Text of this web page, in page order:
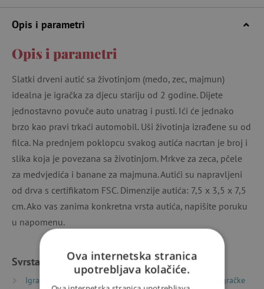
Opis i parametri
Opis i parametri
Slatki drveni autić sa životinjom (medo, zec, majmun)
idealna je igračka za djecu stariju od 2 godine. Dijete
jednostavno povuče auto unatrag i pusti. Ići će jednako
brzo kao pravi trkaći automobil. Uši životinja izrađene su od
filca. Na prednjem poklopcu svakog autića nacrtan je broj i
slika koja je povezana sa životinjom. Mrkve za zeca, pčele
za medvjedića i banane za majmuna. Autići su napravljeni
od drva s certifikatom FSC. Dimenzije autića: 7,5 x 3,5 x 7,5
cm. Ako vas zanima konkretna vrsta autića, napišite poruku
u napomenu.
Svrstano u kategorije
Igračke prema vrsti
Drvene igračke
Ova internetska stranica
upotrebljava kolačiće.